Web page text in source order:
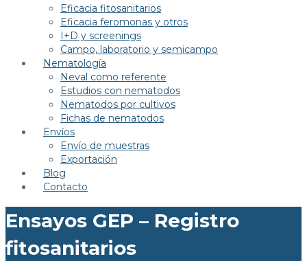
Eficacia fitosanitarios
Eficacia feromonas y otros
I+D y screenings
Campo, laboratorio y semicampo
Nematología
Neval como referente
Estudios con nematodos
Nematodos por cultivos
Fichas de nematodos
Envíos
Envío de muestras
Exportación
Blog
Contacto
Ensayos GEP – Registro
fitosanitarios